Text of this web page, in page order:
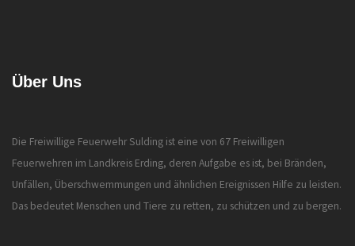
Über Uns
Die Freiwillige Feuerwehr Sulding ist eine von 67 Freiwilligen
Feuerwehren im Landkreis Erding, deren Aufgabe es ist, bei Bränden,
Unfällen, Überschwemmungen und ähnlichen Ereignissen Hilfe zu leisten.
Das bedeutet Menschen und Tiere zu retten, zu schützen und zu bergen.